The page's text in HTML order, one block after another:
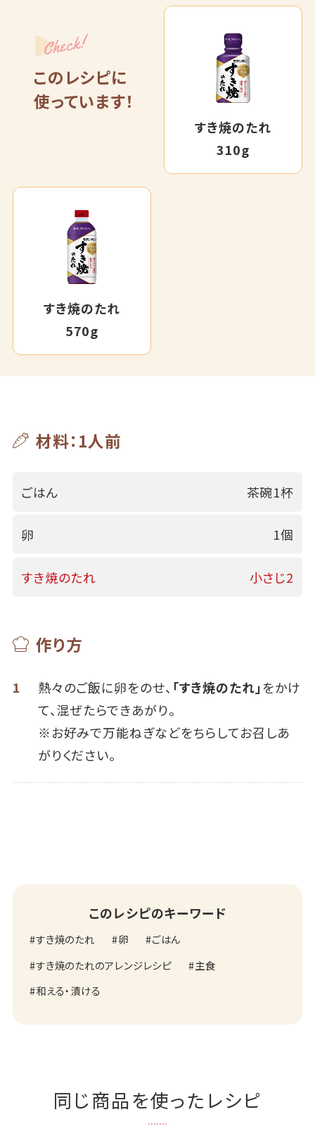
Check!
このレシピに
使っています！
すき焼のたれ
310g
すき焼のたれ
570g
材料：1人前
ごはん 茶碗1杯
卵 1個
すき焼のたれ 小さじ2
作り方
1 熱々のご飯に卵をのせ、 「すき焼のたれ」をかけ
て、混ぜたらできあがり。
※お好みで万能ねぎなどをちらしてお召しあ
がりください。
このレシピのキーワード
すき焼のたれ 卵
ごはん
すき焼のたれのアレンジレシピ
主食
和える・漬ける
同じ商品を使ったレシピ